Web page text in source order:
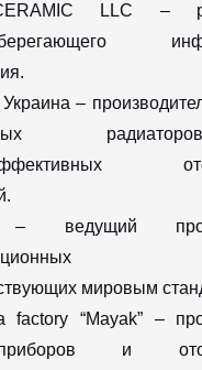
LLC –
–
ведущий
мировым
factory “Mayak” –
и